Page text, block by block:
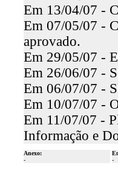
Em 13/04/07 -
Em 07/05/07 -
aprovado.
Em 29/05/07 -
Em 26/06/07 -
Em 06/07/07 -
Em 10/07/07 -
Em 11/07/07 -
Informação e
Anexo:
-
-